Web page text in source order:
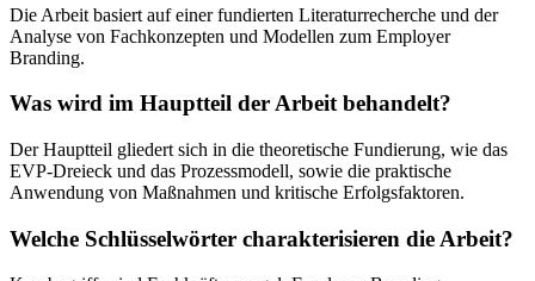
Die Arbeit basiert auf einer fundierten Literaturrecherche und der
Analyse von Fachkonzepten und Modellen zum Employer
Branding.
Was wird im Hauptteil der Arbeit behandelt?
Der Hauptteil gliedert sich in die theoretische Fundierung, wie das
EVP-Dreieck und das Prozessmodell, sowie die praktische
Anwendung von Maßnahmen und kritische Erfolgsfaktoren.
Welche Schlüsselwörter charakterisieren die Arbeit?